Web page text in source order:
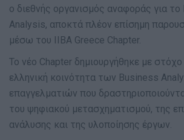
ο διεθνής οργανισμός αναφοράς για
Analysis, αποκτά πλέον επίσημη
μέσω του IIBA Greece Chapter.
Το νέο Chapter δημιουργήθηκε με στόχο
ελληνική κοινότητα των Business
επαγγελματιών που
του ψηφιακού μετασχηματισμού, της
ανάλυσης και της υλοποίησης έργων.